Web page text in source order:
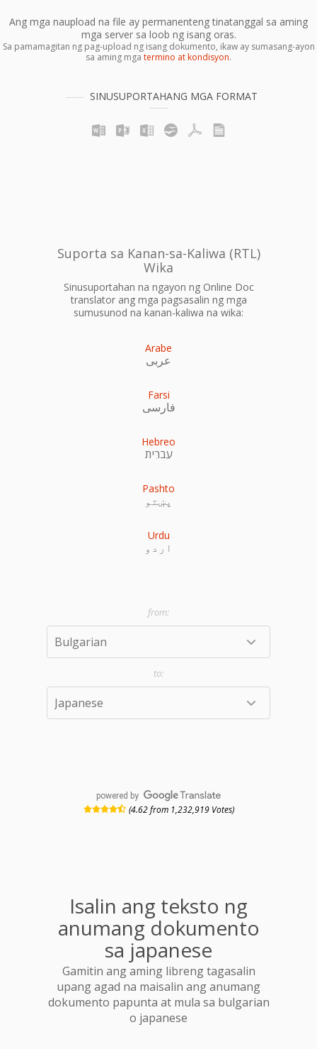
Ang mga naupload na file ay permanenteng tinatanggal sa aming
mga server sa loob ng isang oras.
Sa pamamagitan ng pag-upload ng isang dokumento, ikaw ay sumasang-ayon
sa aming mga termino at kondisyon.
SINUSUPORTAHANG MGA FORMAT
Suporta sa Kanan-sa-Kaliwa (RTL)
Wika
Sinusuportahan na ngayon ng Online Doc
translator ang mga pagsasalin ng mga
sumusunod na kanan-kaliwa na wika:
Arabe
عربى
Farsi
فارسی
Hebreo
עִברִית
Pashto
پښتو
Urdu
اردو
powered by
(4.62 from 1,232,919 Votes)
Isalin ang teksto ng
anumang dokumento
sa japanese
Gamitin ang aming libreng tagasalin
upang agad na maisalin ang anumang
dokumento papunta at mula sa bulgarian
o japanese